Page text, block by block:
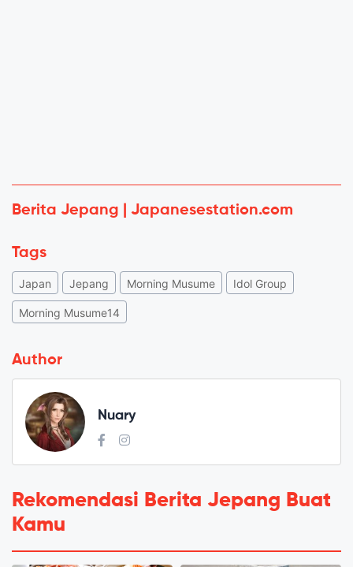
Berita Jepang | Japanesestation.com
Tags
Japan Jepang Morning Musume Idol Group
Morning Musume14
Author
Nuary
Rekomendasi Berita Jepang Buat
Kamu